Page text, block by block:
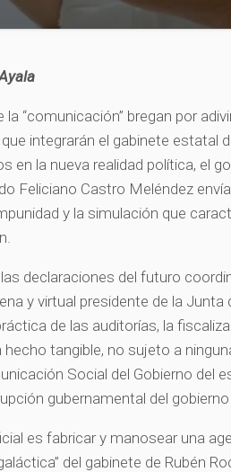
la “comunicación” bregan por
integrarán el gabinete estatal
en la nueva realidad política, el
Feliciano Castro Meléndez
y la simulación que
declaraciones del futuro
y virtual presidente de la Junta
de las auditorías, la
hecho tangible, no sujeto a
Social del Gobierno del
gubernamental del
es fabricar y manosear una
del gabinete de Rubén